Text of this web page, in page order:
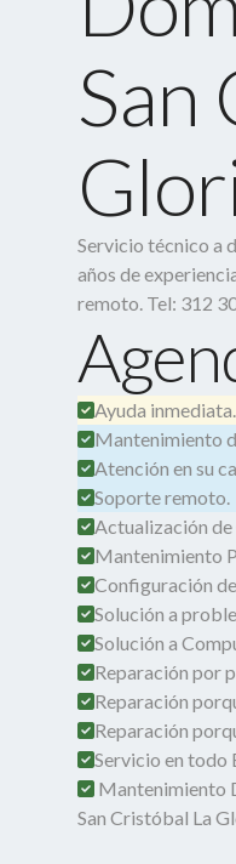
San
Servicio técnico a
años de
remoto. Tel: 312
Ayuda inmediata.
Mantenimiento
Atención en su
Soporte remoto.
Actualización
Mantenimiento
Configuración
Solución a
Solución a
Reparación por
Reparación
Reparación
Servicio en todo
Mantenimiento
San Cristóbal La